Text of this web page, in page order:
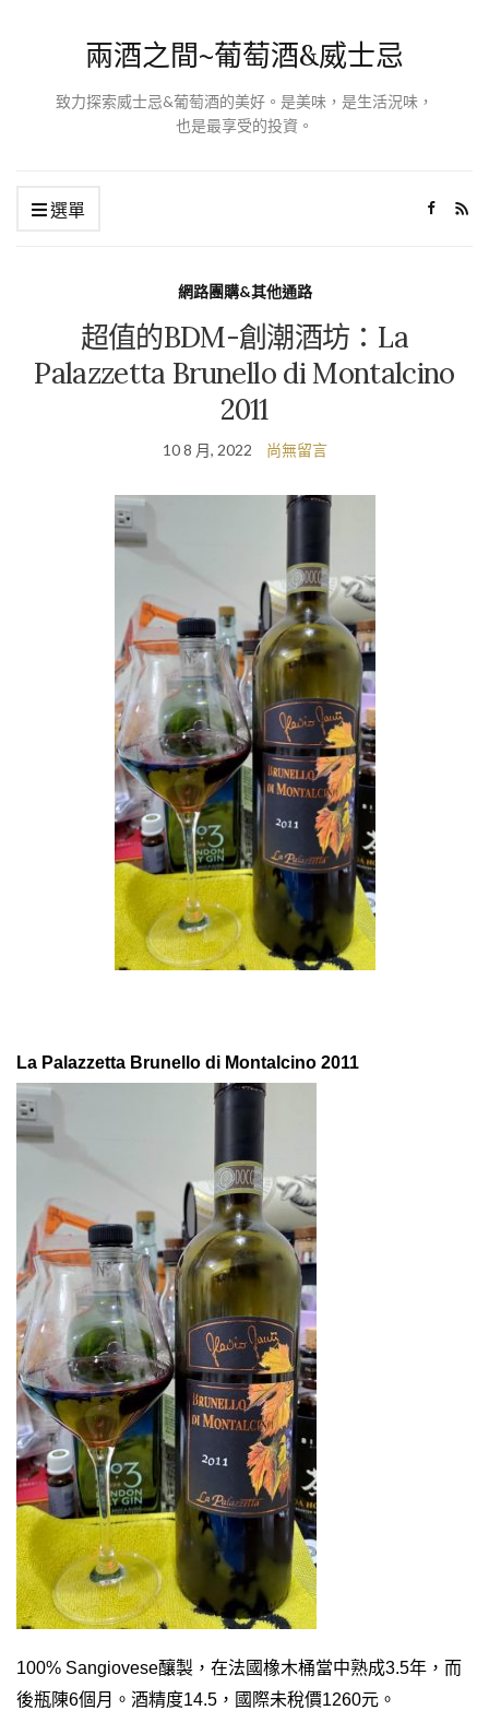
兩酒之間~葡萄酒&威士忌
致力探索威士忌&葡萄酒的美好。是美味，是生活況味，
也是最享受的投資。
選單
網路團購&其他通路
超值的BDM-創潮酒坊：La
Palazzetta Brunello di Montalcino
2011
10 8 月, 2022 尚無留言
La Palazzetta Brunello di Montalcino 2011
100% Sangiovese釀製，在法國橡木桶當中熟成3.5年，而
後瓶陳6個月。酒精度14.5，國際未稅價1260元。